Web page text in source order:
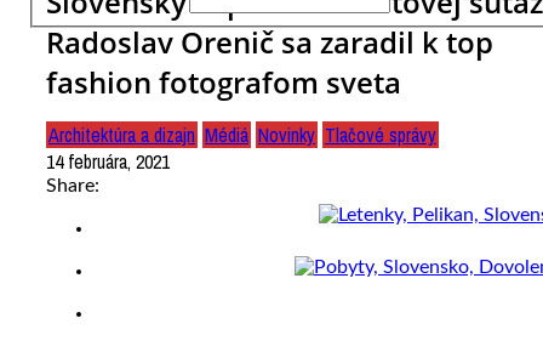
Radoslav Orenič sa zaradil k top
fashion fotografom sveta
Architektúra a dizajn Médiá Novinky Tlačové správy
14 februára, 2021
Share: